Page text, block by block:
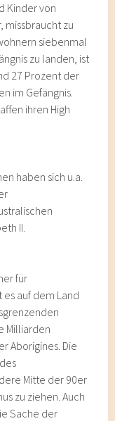
Kinder von
missbraucht zu
siebenmal
zu landen, ist
27 Prozent der
im Gefängnis.
ihren High
haben sich u.a.
II.
für
auf dem Land
Milliarden
Aborigines. Die
Mitte der 90er
zu ziehen. Auch
Sache der